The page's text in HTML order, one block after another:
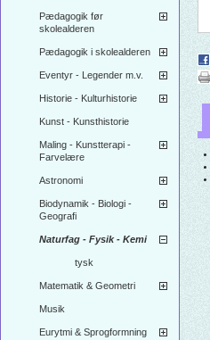
Pædagogik før
skolealderen
Pædagogik i skolealderen
Eventyr - Legender m.v.
Historie - Kulturhistorie
Kunst - Kunsthistorie
Maling - Kunstterapi -
Farvelære
Astronomi
Biodynamik - Biologi -
Geografi
Naturfag - Fysik - Kemi
tysk
Matematik & Geometri
Musik
Eurytmi & Sprogformning